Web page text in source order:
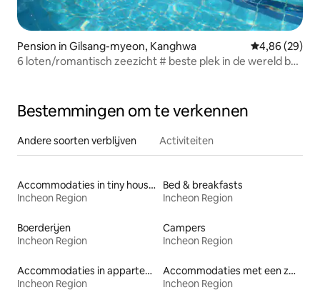
Pension in Gilsang-myeon, Kanghwa Gemiddelde
4,86 (29)
6 loten/romantisch zeezicht # beste plek in de wereld bij
Bestemmingen om te verkennen
Andere soorten verblijven Activiteiten
Accommodaties in tiny houses
Incheon Region
Bed & breakfasts
Incheon Region
Boerderijen
Incheon Region
Campers
Incheon Region
Accommodaties in appartementen met diensten
Incheon Region
Accommodaties met een zwembad
Incheon Region